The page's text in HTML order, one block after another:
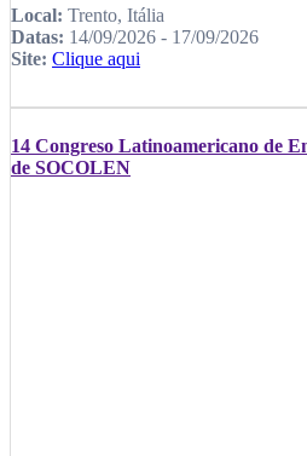
Local: Trento, Itália
Datas: 14/09/2026 - 17/09/2026
Site: Clique aqui
14 Congreso Latinoamericano de
de SOCOLEN